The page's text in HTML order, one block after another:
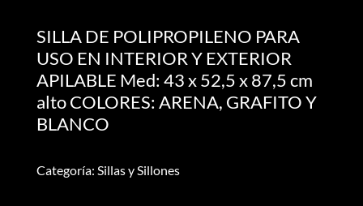
SILLA DE POLIPROPILENO PARA
USO EN INTERIOR Y EXTERIOR
APILABLE Med: 43 x 52,5 x 87,5 cm
alto COLORES: ARENA, GRAFITO Y
BLANCO
Categoría: Sillas y Sillones